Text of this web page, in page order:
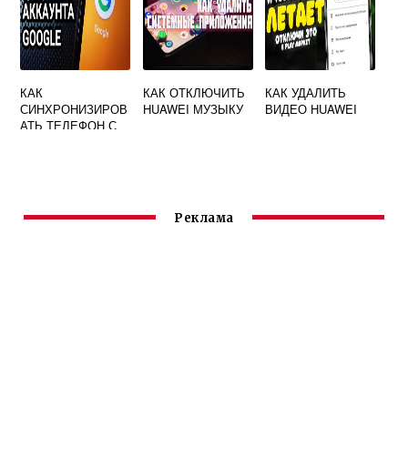
КАК
СИНХРОНИЗИРОВ
АТЬ ТЕЛЕФОН С
КАК ОТКЛЮЧИТЬ
HUAWEI МУЗЫКУ
КАК УДАЛИТЬ
ВИДЕО HUAWEI
Реклама